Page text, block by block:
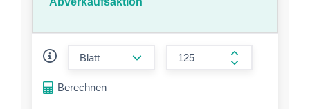
form.increase-
Berechnen